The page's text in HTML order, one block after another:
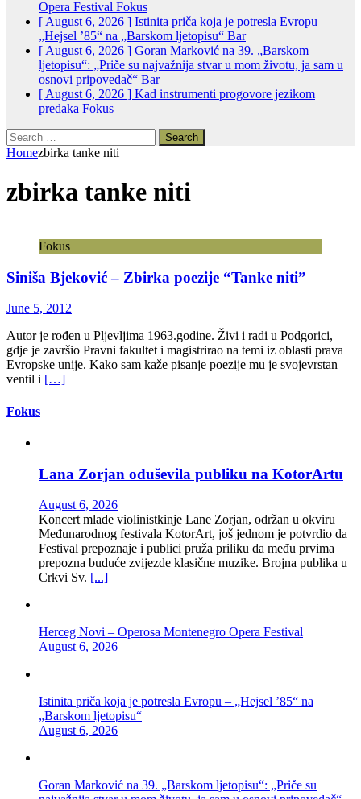
Opera Festival Fokus
[ August 6, 2026 ] Istinita priča koja je potresla Evropu –
„Hejsel ’85“ na „Barskom ljetopisu“ Bar
[ August 6, 2026 ] Goran Marković na 39. „Barskom
ljetopisu“: „Priče su najvažnija stvar u mom životu, ja sam u
osnovi pripovedač“ Bar
[ August 6, 2026 ] Kad instrumenti progovore jezikom
predaka Fokus
Search
for:
Homezbirka tanke niti
zbirka tanke niti
Fokus
Siniša Bjeković – Zbirka poezije “Tanke niti”
June 5, 2012
Autor je rođen u Pljevljima 1963.godine. Živi i radi u Podgorici,
gdje je završio Pravni fakultet i magistrirao na temi iz oblasti prava
Evropske unije. Kako sam kaže pisanje poezije mu je svojevrstan
ventil i […]
Fokus
Lana Zorjan oduševila publiku na KotorArtu
August 6, 2026
Koncert mlade violinistkinje Lane Zorjan, održan u okviru
Međunarodnog festivala KotorArt, još jednom je potvrdio da
Festival prepoznaje i publici pruža priliku da među prvima
prepozna buduće zvijezde klasične muzike. Brojna publika u
Crkvi Sv. [...]
Herceg Novi – Operosa Montenegro Opera Festival
August 6, 2026
Istinita priča koja je potresla Evropu – „Hejsel ’85“ na
„Barskom ljetopisu“
August 6, 2026
Goran Marković na 39. „Barskom ljetopisu“: „Priče su